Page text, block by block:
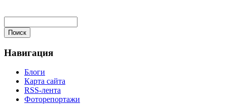
Навигация
Блоги
Карта сайта
RSS-лента
Фоторепортажи